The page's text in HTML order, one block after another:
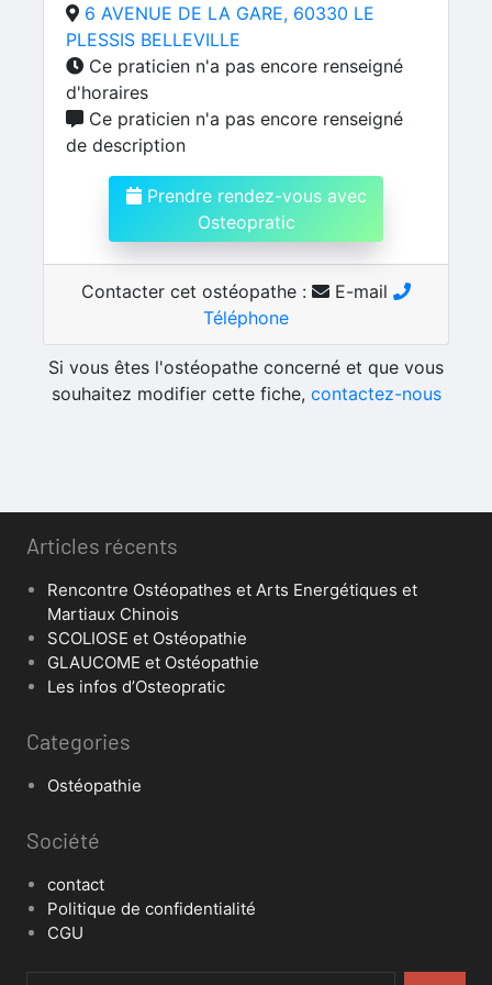
6 AVENUE DE LA GARE, 60330 LE
PLESSIS BELLEVILLE
Ce praticien n'a pas encore renseigné
d'horaires
Ce praticien n'a pas encore renseigné
de description
Prendre rendez-vous avec
Osteopratic
Contacter cet ostéopathe :
E-mail
Téléphone
Si vous êtes l'ostéopathe concerné et que vous
souhaitez modifier cette fiche, contactez-nous
Articles récents
Rencontre Ostéopathes et Arts Energétiques et
Martiaux Chinois
SCOLIOSE et Ostéopathie
GLAUCOME et Ostéopathie
Les infos d’Osteopratic
Categories
Ostéopathie
Société
contact
Politique de confidentialité
CGU